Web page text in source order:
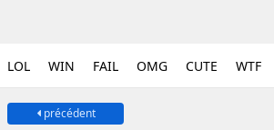
LOL WIN FAIL OMG CUTE WTF
précédent